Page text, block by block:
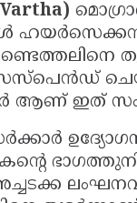
ആണ് ഇത്